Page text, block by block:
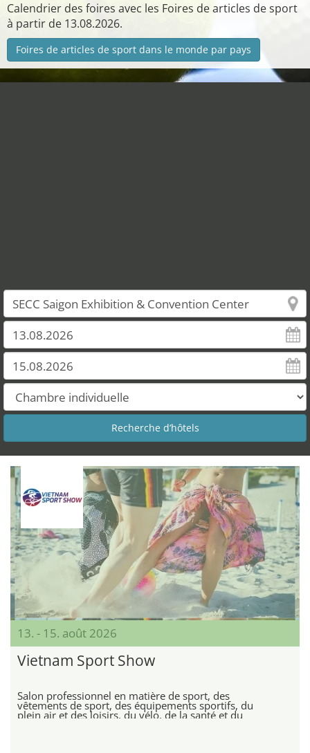
Calendrier des foires avec les Foires de articles de sport
à partir de 13.08.2026.
Foires de articles de sport dans le monde par pays
13. - 15. août 2026
Vietnam Sport Show
Salon professionnel en matière de sport, des
vêtements de sport, des équipements sportifs, du
plein air et des loisirs, du vélo, de la santé et du